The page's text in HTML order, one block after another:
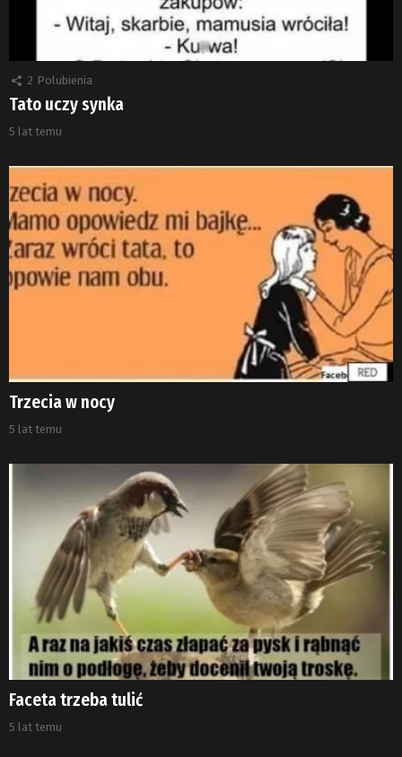
2 Polubienia
Tato uczy synka
5 lat temu
Trzecia w nocy
5 lat temu
Faceta trzeba tulić
5 lat temu